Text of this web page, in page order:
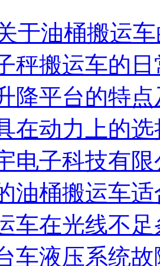
于油桶搬运
秤搬运车的
降平台的特
在动力上的选
电子科技有
油桶搬运车
车在光线不
车液压系统